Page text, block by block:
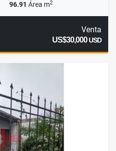
96.91 Área m2
Venta
US$30,000USD